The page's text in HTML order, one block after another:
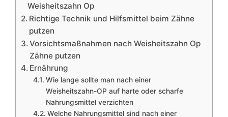
Weisheitszahn Op
Richtige Technik und Hilfsmittel beim Zähne
putzen
Vorsichtsmaßnahmen nach Weisheitszahn Op
Zähne putzen
Ernährung
Wie lange sollte man nach einer
Weisheitszahn-OP auf harte oder scharfe
Nahrungsmittel verzichten
Welche Nahrungsmittel sind nach einer